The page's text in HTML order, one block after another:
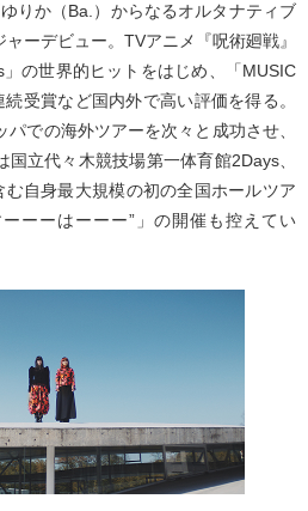
りか（Ba.）からなるオルタナティブ
ーデビュー。TVアニメ『呪術廻戦』
の世界的ヒットをはじめ、「MUSIC
受賞など国内外で高い評価を得る。
での海外ツアーを次々と成功させ、
立代々木競技場第一体育館2Days、
自身最大規模の初の全国ホールツア
ーーはーーー”」の開催も控えてい